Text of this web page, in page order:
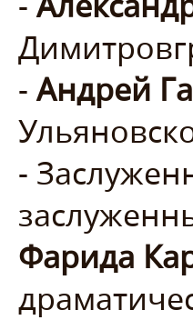
-Андрей
-
Фарида